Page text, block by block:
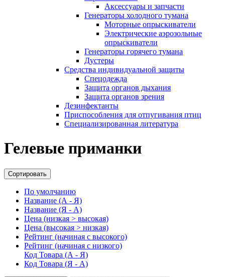
Аксессуары и запчасти
Генераторы холодного тумана
Моторные опрыскиватели
Электрические аэрозольные
опрыскиватели
Генераторы горячего тумана
Дустеры
Средства индивидуальной защиты
Спецодежда
Защита органов дыхания
Защита органов зрения
Дезинфектанты
Приспособления для отпугивания птиц
Специализированная литература
Гелевые приманки
Сортировать
По умолчанию
Название (А - Я)
Название (Я - А)
Цена (низкая > высокая)
Цена (высокая > низкая)
Рейтинг (начиная с высокого)
Рейтинг (начиная с низкого)
Код Товара (А - Я)
Код Товара (Я - А)